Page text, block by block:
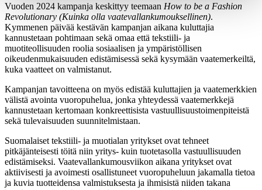
Vuoden 2024 kampanja keskittyy teemaan How to be a Fashion
Revolutionary (Kuinka olla vaatevallankumouksellinen).
Kymmenen päivää kestävän kampanjan aikana kuluttajia
kannustetaan pohtimaan sekä omaa että tekstiili- ja
muotiteollisuuden roolia sosiaalisen ja ympäristöllisen
oikeudenmukaisuuden edistämisessä sekä kysymään vaatemerkeiltä,
kuka vaatteet on valmistanut.
Kampanjan tavoitteena on myös edistää kuluttajien ja vaatemerkkien
välistä avointa vuoropuhelua, jonka yhteydessä vaatemerkkejä
kannustetaan kertomaan konkreettisista vastuullisuustoimenpiteistä
sekä tulevaisuuden suunnitelmistaan.
Suomalaiset tekstiili- ja muotialan yritykset ovat tehneet
pitkäjänteisesti töitä niin yritys- kuin tuotetasolla vastuullisuuden
edistämiseksi. Vaatevallankumousviikon aikana yritykset ovat
aktiivisesti ja avoimesti osallistuneet vuoropuheluun jakamalla tietoa
ja kuvia tuotteidensa valmistuksesta ja ihmisistä niiden takana